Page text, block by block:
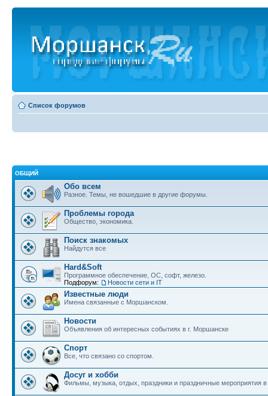
Список форумов
ОБЩИЙ
Обо всем
Разное. Темы, не вошедшие в другие форумы.
Проблемы города
Общество, экономика.
Поиск знакомых
Найдутся все
Hard&Soft
Программное обеспечение, ОС, софт, железо.
Подфорум:
Новости сети и IT
Известные люди
Имена связанные с Моршанском.
Новости
Объявления об интересных событиях в г. Моршанске
Спорт
Все, что связано со спортом.
Досуг и хобби
Фильмы, музыка, отдых, праздники и праздничные мероприятия